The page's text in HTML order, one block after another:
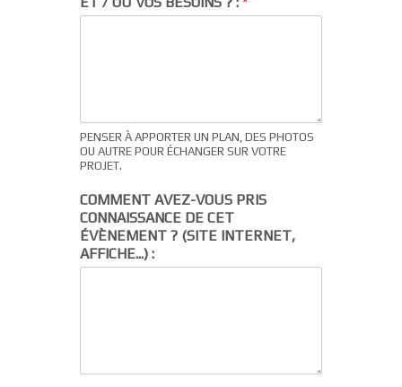
PENSER À APPORTER UN PLAN, DES PHOTOS
OU AUTRE POUR ÉCHANGER SUR VOTRE
PROJET.
COMMENT AVEZ-VOUS PRIS
CONNAISSANCE DE CET
ÉVÈNEMENT ? (SITE INTERNET,
AFFICHE...) :